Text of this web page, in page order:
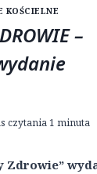
KOŚCIELNE
–
czytania1 minuta
Zdrowie”